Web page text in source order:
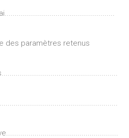
des paramètres retenus